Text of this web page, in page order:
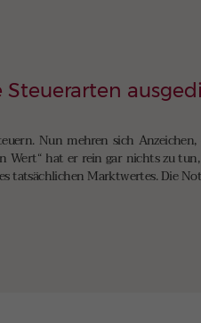
Nun mehren sich Anzeichen,
Wert“ hat er rein gar nichts zu tun,
tatsächlichen Marktwertes. Die